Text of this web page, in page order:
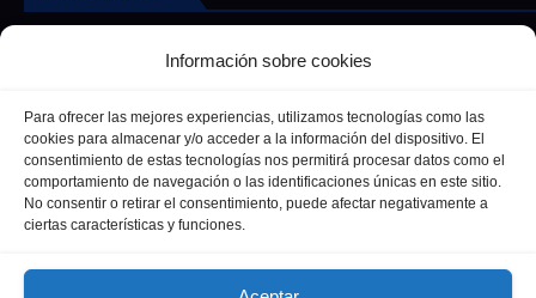
Información sobre cookies
Para ofrecer las mejores experiencias, utilizamos tecnologías como las
cookies para almacenar y/o acceder a la información del dispositivo. El
consentimiento de estas tecnologías nos permitirá procesar datos como el
comportamiento de navegación o las identificaciones únicas en este sitio.
No consentir o retirar el consentimiento, puede afectar negativamente a
ciertas características y funciones.
Andalucía Cultura Deportes